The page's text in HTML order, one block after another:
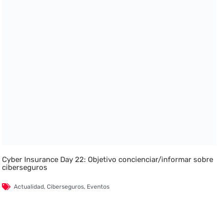
Cyber Insurance Day 22: Objetivo concienciar/informar sobre
ciberseguros
Actualidad,Ciberseguros, Eventos